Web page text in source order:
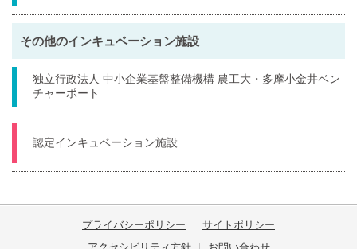
その他のインキュベーション施設
独立行政法人 中小企業基盤整備機構 農工大・多摩小金井ベン
チャーポート
認定インキュベーション施設
プライバシーポリシー
サイトポリシー